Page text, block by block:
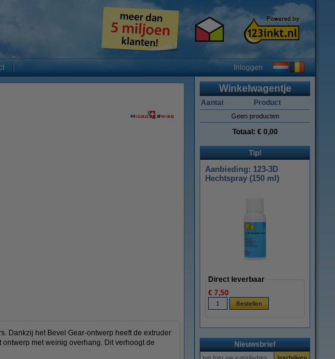
Inloggen
Dankzij het Bevel Gear-ontwerp heeft de extruder
met weinig overhang. Dit verhoogt de
Winkelwagentje
Aantal Product
Geen producten
Totaal: € 0,00
Tip!
Aanbieding: 123-3D
Hechtspray (150 ml)
Direct leverbaar
€ 7,50
Nieuwsbrief